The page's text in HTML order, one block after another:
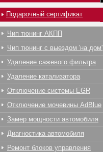
Подарочный сертификат
Чип тюнинг АКПП
Чип тюнинг с выездом 'на дом'
Удаление сажевого фильтра
Удаление катализатора
Отключение системы EGR
Отключение мочевины AdBlue
Замер мощности автомобиля
Диагностика автомобиля
Ремонт блоков управления